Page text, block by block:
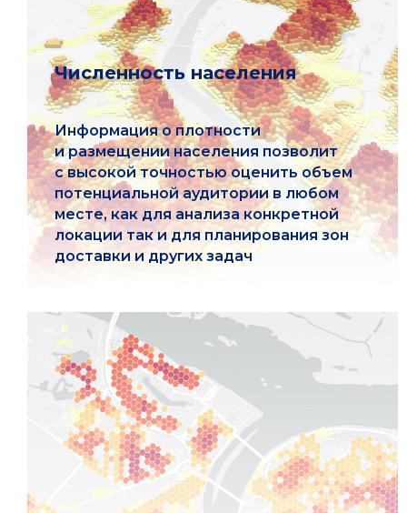
Численность населения
Информация о плотности
и размещении населения позволит
с высокой точностью оценить объем
потенциальной аудитории в любом
месте, как для анализа конкретной
локации так и для планирования зон
доставки и других задач